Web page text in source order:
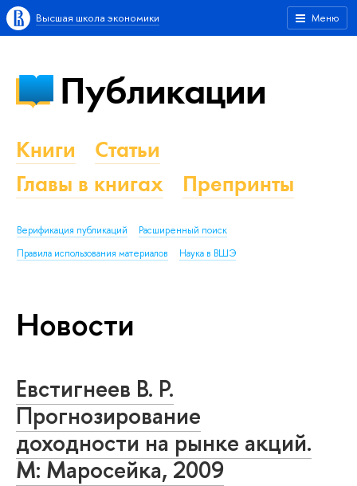
Меню
Высшая школа экономики
Публикации
Книги
Статьи
Главы в книгах
Препринты
Верификация публикаций
Расширенный поиск
Правила использования материалов
Наука в ВШЭ
Новости
Евстигнеев В. Р.
Прогнозирование
доходности на рынке акций.
М: Маросейка, 2009